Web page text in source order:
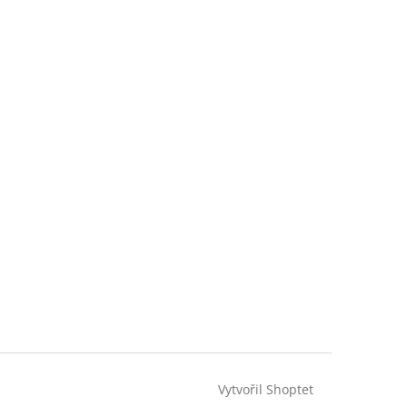
Vytvořil Shoptet